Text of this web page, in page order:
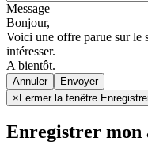
Message
Bonjour,
Voici une offre parue sur le
intéresser.
A bientôt.
Annuler
×Fermer la fenêtre
Enregistrer mon